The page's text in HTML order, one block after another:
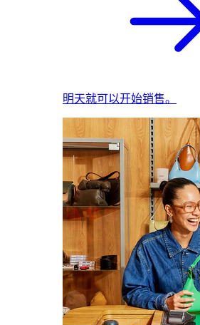
明天就可以开始销售。